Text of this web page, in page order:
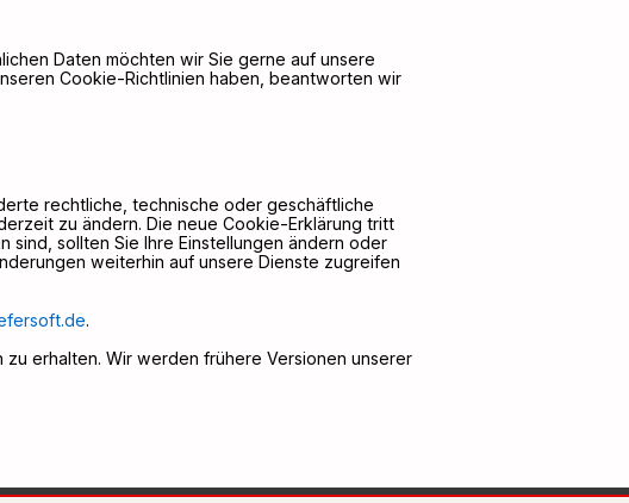
Daten möchten wir Sie gerne auf unsere
Cookie-Richtlinien haben, beantworten wir
rechtliche, technische oder geschäftliche
zu ändern. Die neue Cookie-Erklärung tritt
sind, sollten Sie Ihre Einstellungen ändern oder
weiterhin auf unsere Dienste zugreifen
.
erhalten. Wir werden frühere Versionen unserer